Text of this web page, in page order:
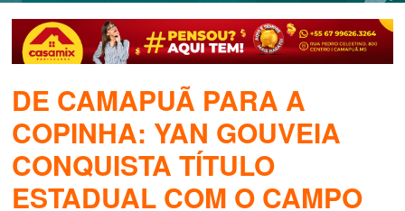
DE CAMAPUÃ PARA A
COPINHA: YAN GOUVEIA
CONQUISTA TÍTULO
ESTADUAL COM O CAMPO